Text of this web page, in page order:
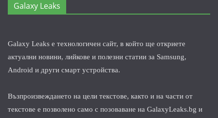
Galaxy Leaks
Galaxy Leaks е технологичен сайт, в който ще откриете
актуални новини, лийкове и полезни статии за Samsung,
Android и други смарт устройства.
Възпроизвеждането на цели текстове, както и на части от
текстове е позволено само с позоваване на GalaxyLeaks.bg и